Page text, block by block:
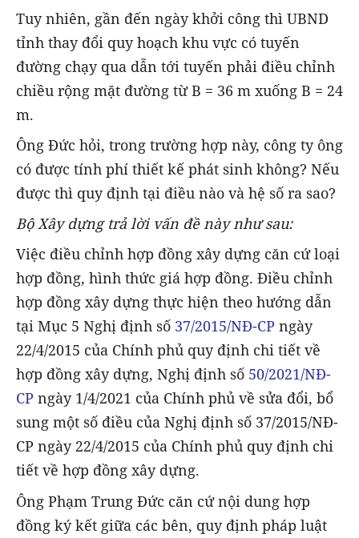
Tuy nhiên, gần đến ngày khởi công thì UBND
tỉnh thay đổi quy hoạch khu vực có tuyến
đường chạy qua dẫn tới tuyến phải điều chỉnh
chiều rộng mặt đường từ B = 36 m xuống B = 24
m.
Ông Đức hỏi, trong trường hợp này, công ty ông
có được tính phí thiết kế phát sinh không? Nếu
được thì quy định tại điều nào và hệ số ra sao?
Bộ Xây dựng trả lời vấn đề này như sau:
Việc điều chỉnh hợp đồng xây dựng căn cứ loại
hợp đồng, hình thức giá hợp đồng. Điều chỉnh
hợp đồng xây dựng thực hiện theo hướng dẫn
tại Mục 5 Nghị định số 37/2015/NĐ-CP ngày
22/4/2015 của Chính phủ quy định chi tiết về
hợp đồng xây dựng, Nghị định số 50/2021/NĐ-
CP ngày 1/4/2021 của Chính phủ về sửa đổi, bổ
sung một số điều của Nghị định số 37/2015/NĐ-
CP ngày 22/4/2015 của Chính phủ quy định chi
tiết về hợp đồng xây dựng.
Ông Phạm Trung Đức căn cứ nội dung hợp
đồng ký kết giữa các bên, quy định pháp luật